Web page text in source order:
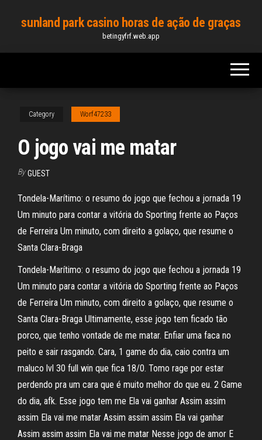
content
sunland park casino horas de ação de graças
betingyfrf.web.app
Category Worf47233
O jogo vai me matar
By GUEST
Tondela-Marítimo: o resumo do jogo que fechou a jornada 19
Um minuto para contar a vitória do Sporting frente ao Paços
de Ferreira Um minuto, com direito a golaço, que resume o
Santa Clara-Braga
Tondela-Marítimo: o resumo do jogo que fechou a jornada 19
Um minuto para contar a vitória do Sporting frente ao Paços
de Ferreira Um minuto, com direito a golaço, que resume o
Santa Clara-Braga Ultimamente, esse jogo tem ficado tão
porco, que tenho vontade de me matar. Enfiar uma faca no
peito e sair rasgando. Cara, 1 game do dia, caio contra um
maluco lvl 30 full win que fica 18/0. Tomo rage por estar
perdendo pra um cara que é muito melhor do que eu. 2 Game
do dia, afk. Esse jogo tem me Ela vai ganhar Assim assim
assim Ela vai me matar Assim assim assim Ela vai ganhar
Assim assim assim Ela vai me matar Nesse jogo de amor E